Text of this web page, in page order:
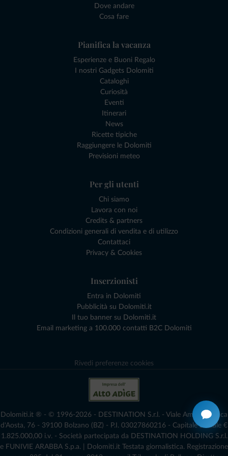
Dove andare
Cosa fare
Pianifica la vacanza
Esperienze e Buoni Regalo
I nostri Gadgets Dolomiti
Cataloghi
Curiosità
Eventi
Itinerari
News
Ricette tipiche
Raggiungere le Dolomiti
Previsioni meteo
Per gli utenti
Chi siamo
Lavora con noi
Credits & partners
Condizioni generali di vendita e di utilizzo
Contattaci
Privacy & Cookies
Inserzionisti
Entra in Dolomiti
Pubblicità su Dolomiti.it
Il tuo banner su Dolomiti.it
Email marketing a 100.000 contatti B2C Dolomiti
Rivedi preferenze cookies
Dolomiti.it ® - © 1996-2026 - DESTINATION S.r.l. - Viale Amedeo Duca
d'Aosta, 76 - 39100 Bolzano (BZ) - P.I. 03027860216 - Capitale Sociale €
1.825.000,00 i.v. - Società partecipata da DESTINATION HOLDING S.r.l.
e FUNIVIE ARABBA S.p.a. | Dolomiti.it Testata giornalistica. Registrazione